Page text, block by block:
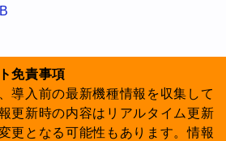
免責事項
導入前の最新機種情報を収集して
更新時の内容はリアルタイム更新
更となる可能性もあります。情報